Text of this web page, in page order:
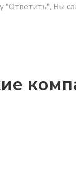
"Ответить", Вы